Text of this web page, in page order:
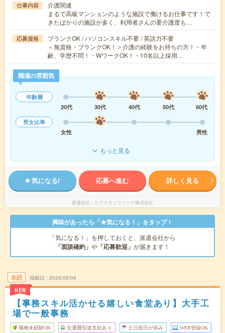
仕事内容
介護関連
まるで高級マンションのような施設で働けるお仕事です！で
きたばかりの施設が多く、利用者さんの要介護度も…
応募資格
ブランクOK / パソコンスキル不要 / 英語力不要
＜無資格・ブランクOK！＞介護の経験をお持ちの方！・年
齢、学歴不問！・WワークOK！・10名以上採用…
職場の雰囲気
年齢層
20代
30代 40代 50代
60代
男女比率
女性
男性
もっと見る
気になる! 応募へ進む 詳しく見る
派遣会社 ケアスタッフィング株式会社
興味があったら「★気になる！」をタップ！
「気になる！」を押しておくと、派遣会社から
「面談確約」 や 「応募歓迎」 が届きます！
未読
NEW
掲載日 2026/08/06
【事務スキル活かせる嬉しい食堂あり】大手工
場で一般事務
職種未経験OK 交通費別途支給あり 土日祝日が休み WEB登録OK